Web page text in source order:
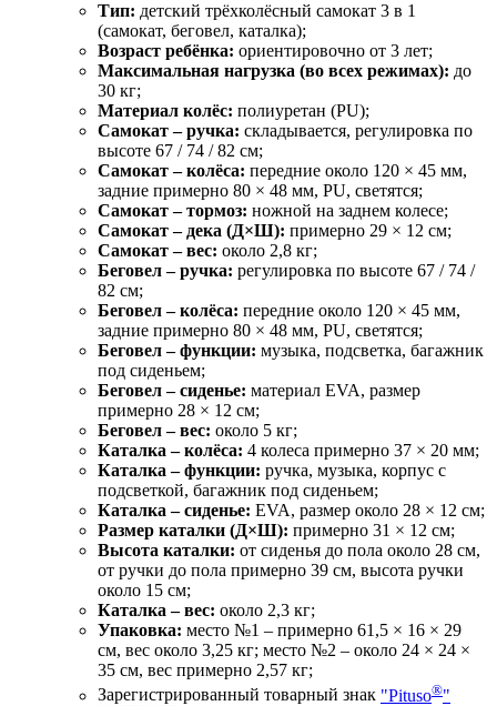
Тип: детский трёхколёсный самокат 3 в 1
(самокат, беговел, каталка);
Возраст ребёнка: ориентировочно от 3 лет;
Максимальная нагрузка (во всех режимах): до
30 кг;
Материал колёс: полиуретан (PU);
Самокат – ручка: складывается, регулировка по
высоте 67 / 74 / 82 см;
Самокат – колёса: передние около 120 × 45 мм,
задние примерно 80 × 48 мм, PU, светятся;
Самокат – тормоз: ножной на заднем колесе;
Самокат – дека (Д×Ш): примерно 29 × 12 см;
Самокат – вес: около 2,8 кг;
Беговел – ручка: регулировка по высоте 67 / 74 /
82 см;
Беговел – колёса: передние около 120 × 45 мм,
задние примерно 80 × 48 мм, PU, светятся;
Беговел – функции: музыка, подсветка, багажник
под сиденьем;
Беговел – сиденье: материал EVA, размер
примерно 28 × 12 см;
Беговел – вес: около 5 кг;
Каталка – колёса: 4 колеса примерно 37 × 20 мм;
Каталка – функции: ручка, музыка, корпус с
подсветкой, багажник под сиденьем;
Каталка – сиденье: EVA, размер около 28 × 12 см;
Размер каталки (Д×Ш): примерно 31 × 12 см;
Высота каталки: от сиденья до пола около 28 см,
от ручки до пола примерно 39 см, высота ручки
около 15 см;
Каталка – вес: около 2,3 кг;
Упаковка: место №1 – примерно 61,5 × 16 × 29
см, вес около 3,25 кг; место №2 – около 24 × 24 ×
35 см, вес примерно 2,57 кг;
Зарегистрированный товарный знак "Pituso®"